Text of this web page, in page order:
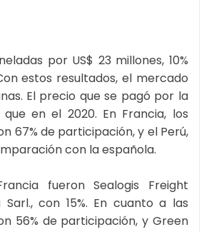
por US$ 23 millones, 10%
estos resultados, el mercado
El precio que se pagó por la
en el 2020. En Francia, los
67% de participación, y el Perú,
con la española.
fueron Sealogis Freight
Sarl., con 15%. En cuanto a las
56% de participación, y Green